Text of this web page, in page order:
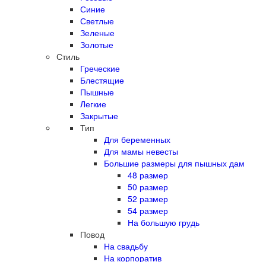
Синие
Светлые
Зеленые
Золотые
Стиль
Греческие
Блестящие
Пышные
Легкие
Закрытые
Тип
Для беременных
Для мамы невесты
Большие размеры для пышных дам
48 размер
50 размер
52 размер
54 размер
На большую грудь
Повод
На свадьбу
На корпоратив